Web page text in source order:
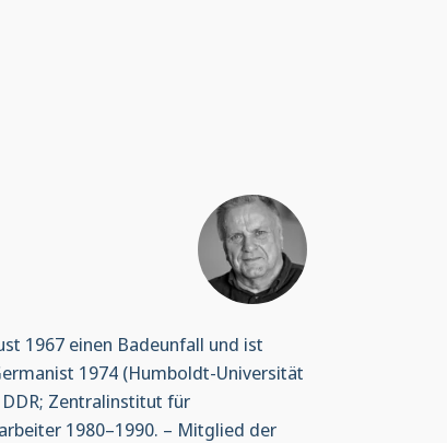
1967 einen Badeunfall und ist
1974 (Humboldt-Universität
Zentralinstitut für
1980–1990. – Mitglied der